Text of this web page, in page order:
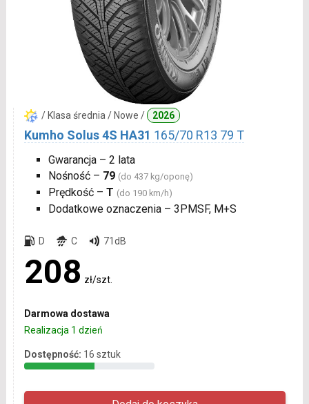
/ Klasa średnia / Nowe / 2026
Kumho Solus 4S HA31 165/70 R13 79 T
Gwarancja – 2 lata
Nośność – 79 (do 437 kg/oponę)
Prędkość – T (do 190 km/h)
Dodatkowe oznaczenia – 3PMSF, M+S
D C 71dB
208 zł/szt.
Darmowa dostawa
Realizacja 1 dzień
Dostępność: 16 sztuk